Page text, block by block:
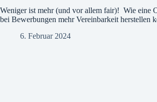
Weniger ist mehr (und vor allem fair)! Wie eine
bei Bewerbungen mehr Vereinbarkeit herstellen
6. Februar 2024